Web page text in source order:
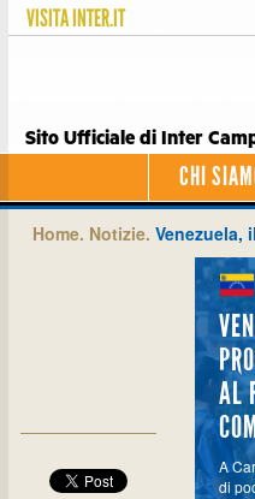
VISITAINTER.IT
Sito Ufficiale di Inter
CHI
Home. Notizie. Venezuela,
AL
A
di